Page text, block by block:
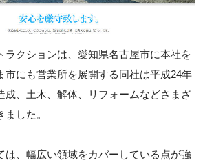
ラクションは、愛知県名古屋市に本社を
市にも営業所を展開する同社は平成24年
成、土木、解体、リフォームなどさまざ
した。
は、幅広い領域をカバーしている点が強